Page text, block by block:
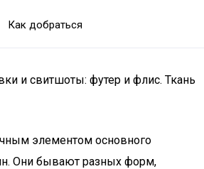
Как добраться
и свитшоты: футер и флис. Ткань
элементом основного
Они бывают разных форм,